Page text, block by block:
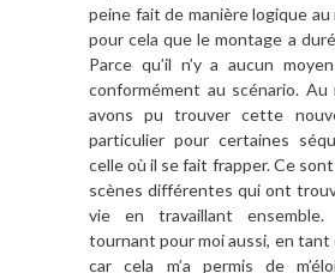
peine fait de manière logique au
pour cela que le montage a
Parce qu’il n’y a aucun
conformément au scénario. Au
avons pu trouver cette
particulier pour certaines
celle où il se fait frapper. Ce
scènes différentes qui ont
vie en travaillant
tournant pour moi aussi, en tant
car cela m’a permis de